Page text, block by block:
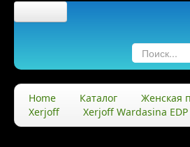
О нас
Home Каталог
Женская
Xerjoff
Xerjoff Wardasina